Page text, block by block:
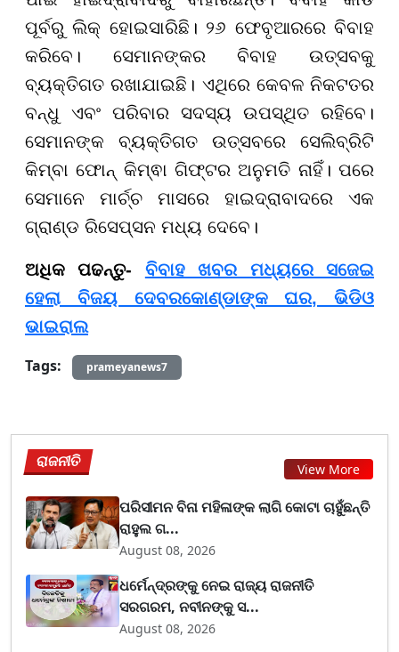
ପୂର୍ବରୁ ଲିକ୍ ହୋଇସାରିଛି। ୨୬ ଫେବୃଆରରେ ବିବାହ
କରିବେ। ସେମାନଙ୍କର ବିବାହ ଉତ୍ସବକୁ
ବ୍ୟକ୍ତିଗତ ରଖାଯାଇଛି। ଏଥିରେ କେବଳ ନିକଟତର
ବନ୍ଧୁ ଏବଂ ପରିବାର ସଦସ୍ୟ ଉପସ୍ଥିତ ରହିବେ।
ସେମାନଙ୍କ ବ୍ୟକ୍ତିଗତ ଉତ୍ସବରେ ସେଲିବ୍ରିଟି
କିମ୍ବା ଫୋନ୍ କିମ୍ଵା ଗିଫ୍ଟର ଅନୁମତି ନାହିଁ। ପରେ
ସେମାନେ ମାର୍ଚ୍ଚ ମାସରେ ହାଇଦ୍ରାବାଦରେ ଏକ
ଗ୍ରାଣ୍ଡ ରିସେପ୍ସନ ମଧ୍ୟ ଦେବେ।
ଅଧିକ ପଢନ୍ତୁ- ବିବାହ ଖବର ମଧ୍ୟରେ ସଜେଇ
ହେଲା ବିଜୟ ଦେବରକୋଣ୍ଡାଙ୍କ ଘର, ଭିଡିଓ
ଭାଇରାଲ
Tags:
prameyanews7
ରାଜନୀତି View More
ପରିସୀମନ ବିନା ମହିଳାଙ୍କ ଲାଗି କୋଟା ଚାହୁଁଛନ୍ତି
ରାହୁଲ ଗ...
August 08, 2026
ଧର୍ମେନ୍ଦ୍ରଙ୍କୁ ନେଇ ରାଜ୍ୟ ରାଜନୀତି
ସରଗରମ, ନବୀନଙ୍କୁ ସ...
August 08, 2026